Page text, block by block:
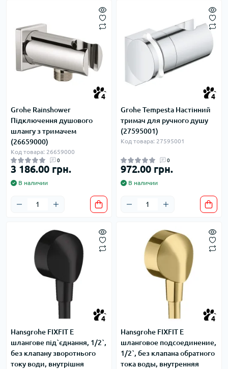
4
Grohe Rainshower
Підключення душового
шлангу з тримачем
(26659000)
Код товара: 26659000
0
3 186.00 грн.
В наличии
4
Grohe Tempesta Настінний
тримач для ручного душу
(27595001)
Код товара: 27595001
0
972.00 грн.
В наличии
4
Hansgrohe FIXFIT E
шлангове під`єднання, 1/2`,
без клапану зворотнього
току води, внутрiшня
4
Hansgrohe FIXFIT E
шланговое подсоединение,
1/2`, без клапана обратного
тока воды, внутренняя